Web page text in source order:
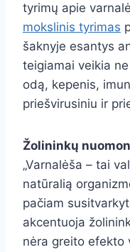
tyrimų apie
mokslinis tyrimas
šaknyje esantys
teigiamai veikia
odą, kepenis,
priešvirusiniu ir
Žolininkų
„Varnalėša – tai
natūralią
pačiam
akcentuoja
nėra greito efekto